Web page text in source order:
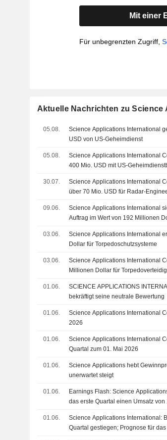
Mit einer
Für unbegrenzten Zugriff,
Aktuelle Nachrichten zu
05.08.
Science Applications International
USD von US-Geheimdienst
05.08.
Science Applications International
400 Mio. USD mit US-
30.07.
Science Applications International
über 70 Mio. USD für Radar-
09.06.
Science Applications International
Auftrag im Wert von 192 Millionen
03.06.
Science Applications International
Dollar für Torpedoschutzsysteme
03.06.
Science Applications International
Millionen Dollar für
01.06.
SCIENCE APPLICATIONS INTERNATIONAL
bekräftigt seine neutrale Bewertung
01.06.
Science Applications International
2026
01.06.
Science Applications International
Quartal zum 01. Mai 2026
01.06.
Science Applications hebt
unerwartet steigt
01.06.
Earnings Flash: Science
das erste Quartal einen Umsatz von
01.06.
Science Applications International:
Quartal gestiegen; Prognose für